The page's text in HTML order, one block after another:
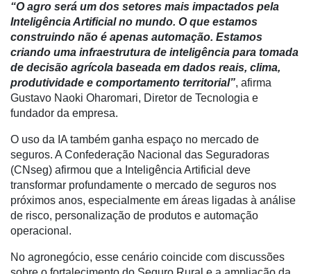
Agricultura
Vertical
Software
Empresarial
Tecnologia
para
Hídricos
Membros
Liberali
Netrin
Tecprime
“O agro será um dos setores mais impactados pela
Inteligência Artificial no mundo. O que estamos
construindo não é apenas automação. Estamos
criando uma infraestrutura de inteligência para tomada
de decisão agrícola baseada em dados reais, clima,
produtividade e comportamento territorial”, afirma
Gustavo Naoki Oharomari, Diretor de Tecnologia e
fundador da empresa.
O uso da IA também ganha espaço no mercado de
seguros. A Confederação Nacional das Seguradoras
(CNseg) afirmou que a Inteligência Artificial deve
transformar profundamente o mercado de seguros nos
próximos anos, especialmente em áreas ligadas à análise
de risco, personalização de produtos e automação
operacional.
No agronegócio, esse cenário coincide com discussões